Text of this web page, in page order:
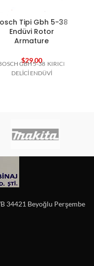
Tipi Gbh 5-38
Endüvi Rotor
Armature
$29,00
GBH 5-38 KIRICI
DELİCİ ENDÜVİ
34421 Beyoğlu Perşembe